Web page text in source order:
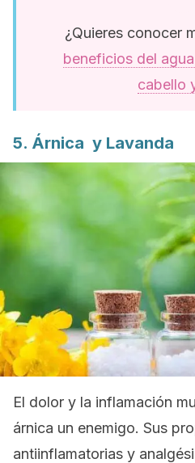
¿Quieres conocer
beneficios del
cabello
5. Árnica y Lavanda
El dolor y la inflamación
árnica un enemigo. Sus
antiinflamatorias y